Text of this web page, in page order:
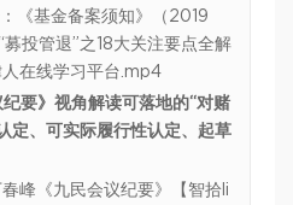
《基金备案须知》（2019
投管退”之18大关注要点全解
在线学习平台.mp4
要》视角解读可落地的“对赌
定、可实际履行性认定、起草
峰《九民会议纪要》【智拾li